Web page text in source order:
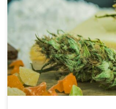
Skunksy mają wyjątkowo ostry
nieprzyjemny. Jednak ten
również z trawą. Dobrze
cechy sprayu skunksa, ale
indyjskie i spray skunksa mają